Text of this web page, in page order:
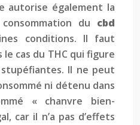
autorise également la
du cbd
conditions. Il faut
cas du THC qui figure
Il ne peut
ni détenu dans
« chanvre bien-
car il n’a pas d’effets